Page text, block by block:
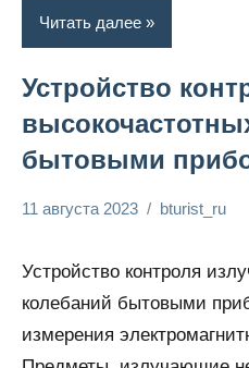
Читать далее
Устройство
бытовыми
11 августа 2023 bturist_ru
Устройство контроля
колебаний бытовыми
измерения